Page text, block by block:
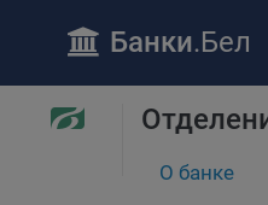
Банки.Бел
О банке